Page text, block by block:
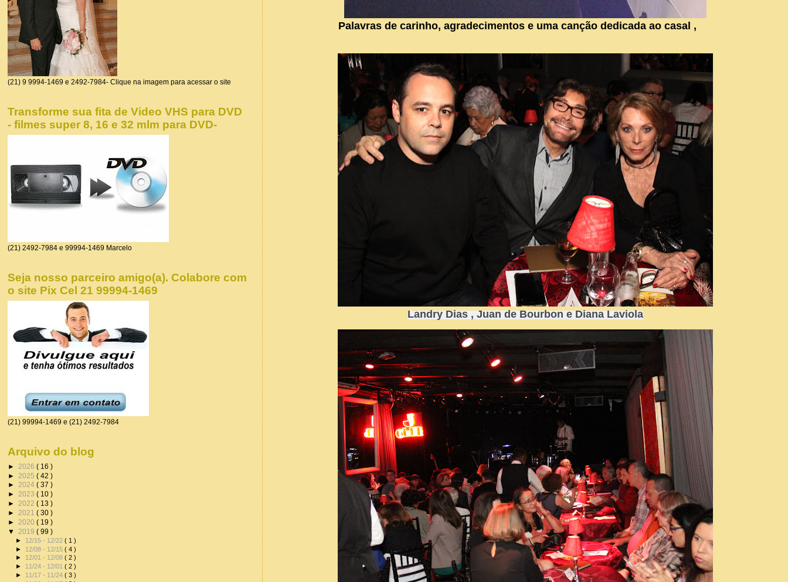
Palavras de carinho, agradecimentos e uma canção dedicada ao casal ,
Landry Dias , Juan de Bourbon e Diana Laviola
(21) 9 9994-1469 e 2492-7984- Clique na imagem para acessar o site
Transforme sua fita de Video VHS para DVD
- filmes super 8, 16 e 32 mlm para DVD-
(21) 2492-7984 e 99994-1469 Marcelo
Seja nosso parceiro amigo(a). Colabore com
o site Pix Cel 21 99994-1469
(21) 99994-1469 e (21) 2492-7984
Arquivo do blog
► 2026 ( 16 )
► 2025 ( 42 )
► 2024 ( 37 )
► 2023 ( 10 )
► 2022 ( 13 )
► 2021 ( 30 )
► 2020 ( 19 )
▼ 2019 ( 99 )
► 12/15 - 12/22( 1 )
► 12/08 - 12/15( 4 )
► 12/01 - 12/08( 2 )
► 11/24 - 12/01( 2 )
► 11/17 - 11/24( 3 )